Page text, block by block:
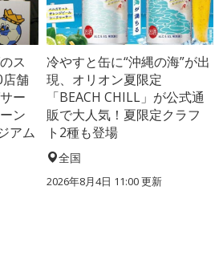
ス
店舗
ー
ン
アム
冷やすと缶に“沖縄の海”が出
現、オリオン夏限定
「BEACH CHILL」が公式通
販で大人気！夏限定クラフ
ト2種も登場
全国
2026年8月4日 11:00更新